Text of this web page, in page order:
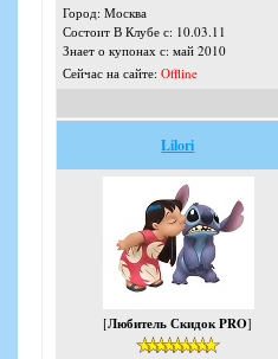
Город: Москва
Состоит В Клубе с: 10.03.11
Знает о купонах с: май 2010
Сейчас на сайте: Offline
Lilori
[Любитель Скидок PRO]